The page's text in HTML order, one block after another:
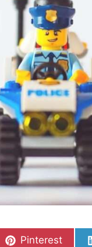
en
Pinterest
en